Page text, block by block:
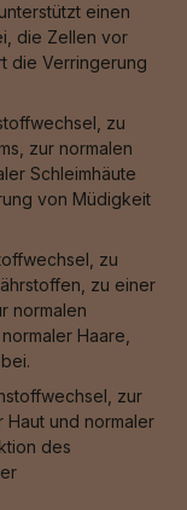
einen
die Zellen vor
die Verringerung
zu
zur normalen
Schleimhäute
von Müdigkeit
zu
zu einer
normalen
Haare,
zur
Haut und normaler
des